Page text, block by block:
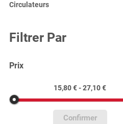
Circulateurs
Filtrer Par
Prix
15,80 € - 27,10 €
Confirmer